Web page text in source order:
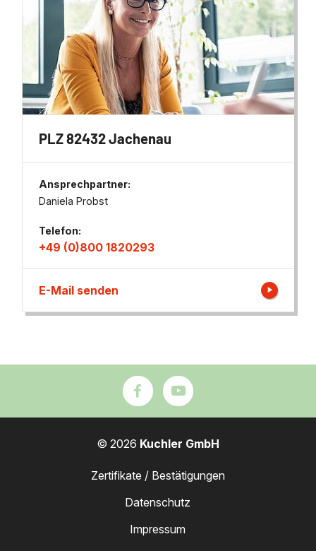
PLZ 82432 Jachenau
Ansprechpartner:
Daniela Probst
Telefon:
+49 (0)800 1820293
E-Mail senden
© 2026 Kuchler GmbH
Zertifikate / Bestätigungen
Datenschutz
Impressum